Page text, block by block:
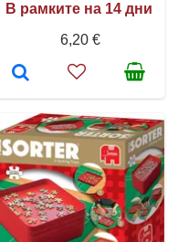
В рамките на 14 дни
6,20 €